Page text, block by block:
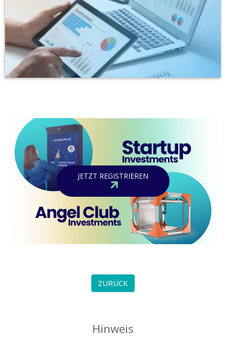
JETZT REGISTRIEREN
ZURÜCK
Hinweis